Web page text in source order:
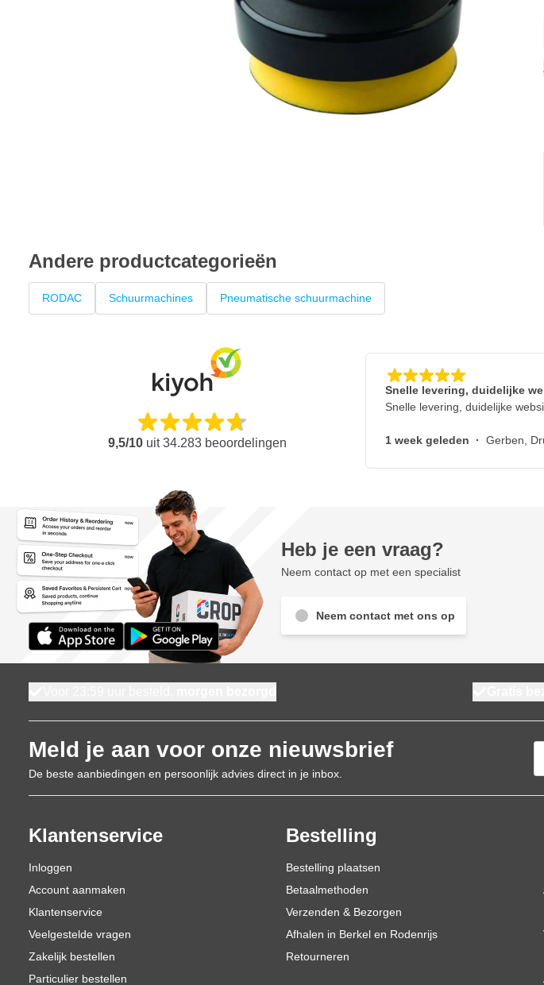
Andere productcategorieën
RODAC Schuurmachines Pneumatische schuurmachine
9,5/10uit34.283beoordelingen
Snelle levering, duidelijke
Snelle levering, duidelijke
1 week geleden · Gerben,
Heb je een vraag?
Neem contact op met een specialist
Neem contact met ons op
Meld je aan voor onze nieuwsbrief
De beste aanbiedingen en persoonlijk advies direct in je inbox.
Klantenservice
Inloggen
Account aanmaken
Klantenservice
Veelgestelde vragen
Zakelijk bestellen
Particulier bestellen
Bestelling
Bestelling plaatsen
Betaalmethoden
Verzenden & Bezorgen
Afhalen in Berkel en Rodenrijs
Retourneren